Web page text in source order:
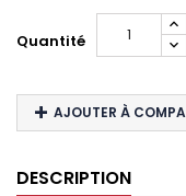
Quantité
AJOUTER À
DESCRIPTION